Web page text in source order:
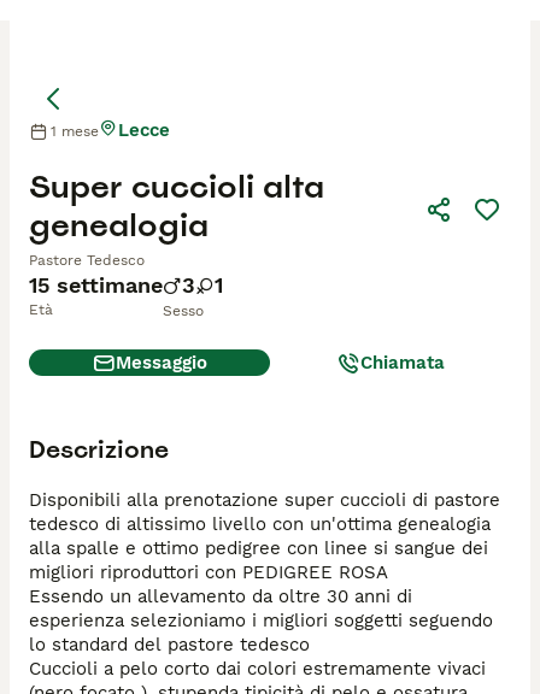
15 settimane
Età
3 1
Sesso
Super cuccioli alta
genealogia
Pastore Tedesco
1 mese Lecce
Messaggio Chiamata
Descrizione
Disponibili alla prenotazione super cuccioli di pastore
tedesco di altissimo livello con un'ottima genealogia
alla spalle e ottimo pedigree con linee si sangue dei
migliori riproduttori con PEDIGREE ROSA
Essendo un allevamento da oltre 30 anni di
esperienza selezioniamo i migliori soggetti seguendo
lo standard del pastore tedesco
Cuccioli a pelo corto dai colori estremamente vivaci